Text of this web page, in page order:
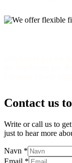
Contact us
Write or call us to
just to hear more
Navn *
Email *